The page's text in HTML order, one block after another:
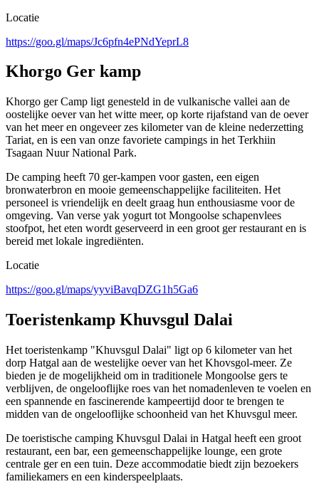
Locatie
https://goo.gl/maps/Jc6pfn4ePNdYeprL8
Khorgo Ger kamp
Khorgo ger Camp ligt genesteld in de vulkanische vallei aan de
oostelijke oever van het witte meer, op korte rijafstand van de oever
van het meer en ongeveer zes kilometer van de kleine nederzetting
Tariat, en is een van onze favoriete campings in het Terkhiin
Tsagaan Nuur National Park.
De camping heeft 70 ger-kampen voor gasten, een eigen
bronwaterbron en mooie gemeenschappelijke faciliteiten. Het
personeel is vriendelijk en deelt graag hun enthousiasme voor de
omgeving. Van verse yak yogurt tot Mongoolse schapenvlees
stoofpot, het eten wordt geserveerd in een groot ger restaurant en is
bereid met lokale ingrediënten.
Locatie
https://goo.gl/maps/yyviBavqDZG1h5Ga6
Toeristenkamp Khuvsgul Dalai
Het toeristenkamp "Khuvsgul Dalai" ligt op 6 kilometer van het
dorp Hatgal aan de westelijke oever van het Khovsgol-meer. Ze
bieden je de mogelijkheid om in traditionele Mongoolse gers te
verblijven, de ongelooflijke roes van het nomadenleven te voelen en
een spannende en fascinerende kampeertijd door te brengen te
midden van de ongelooflijke schoonheid van het Khuvsgul meer.
De toeristische camping Khuvsgul Dalai in Hatgal heeft een groot
restaurant, een bar, een gemeenschappelijke lounge, een grote
centrale ger en een tuin. Deze accommodatie biedt zijn bezoekers
familiekamers en een kinderspeelplaats.